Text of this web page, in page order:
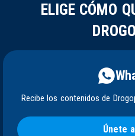
ELIGE CÓMO
Recibe los contenidos de
Únete